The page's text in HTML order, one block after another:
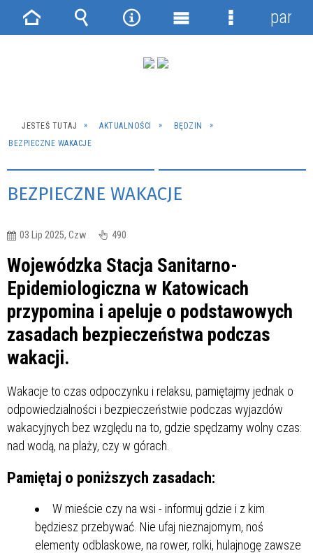
JESTEŚ TUTAJ AKTUALNOŚCI
BĘDZIN
BEZPIECZNE WAKACJE
BEZPIECZNE WAKACJE
03 Lip 2025, Czw 490
Wojewódzka Stacja Sanitarno-
Epidemiologiczna w Katowicach
przypomina i apeluje o podstawowych
zasadach bezpieczeństwa podczas
wakacji.
Wakacje to czas odpoczynku i relaksu, pamiętajmy jednak o
odpowiedzialności i bezpieczeństwie podczas wyjazdów
wakacyjnych bez względu na to, gdzie spędzamy wolny czas:
nad wodą, na plaży, czy w górach.
Pamiętaj o poniższych zasadach:
W mieście czy na wsi - informuj gdzie i z kim
będziesz przebywać. Nie ufaj nieznajomym, noś
elementy odblaskowe, na rower, rolki, hulajnogę zawsze
Strona Wyszukiwarka
NarzędziaMenu
Menu
panel